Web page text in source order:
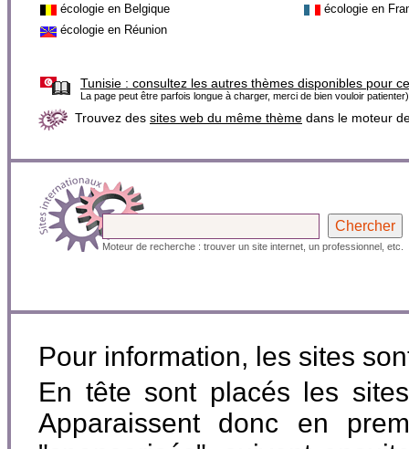
écologie en Belgique
écologie en
écologie en Réunion
Tunisie : consultez les autres thèmes disponibles pour
La page peut être parfois longue à charger, merci de bien vouloir patienter)
Trouvez des sites web du même thème dans le moteur
Moteur de recherche : trouver un site internet, un professionnel, etc.
Pour information, les sites
En tête sont placés les
Apparaissent donc en